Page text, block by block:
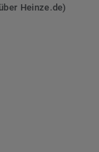
Heinze.de)